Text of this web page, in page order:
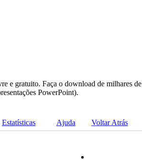
e gratuito. Faça o download de milhares de
PowerPoint).
Estatísticas Ajuda
Voltar Atrás